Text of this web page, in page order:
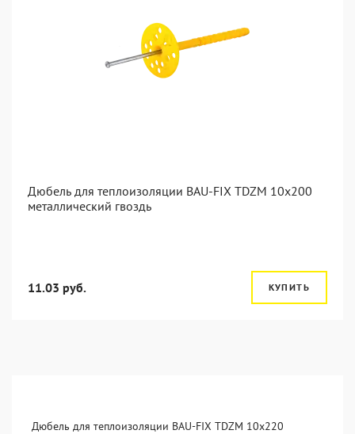
Дюбель для теплоизоляции BAU-FIX TDZM 10x200
металлический гвоздь
11.03 руб. КУПИТЬ
Дюбель для теплоизоляции BAU-FIX TDZM 10x220